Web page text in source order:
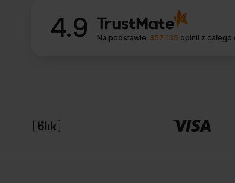
4.9 Na podstawie 357 135 opinii z